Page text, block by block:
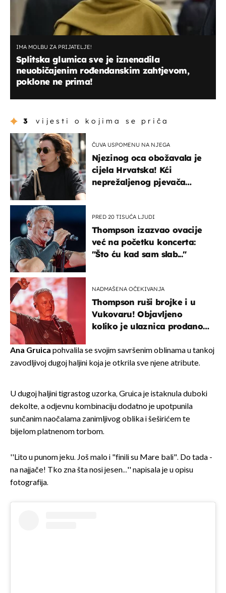
IMA MOLBU ZA PRIJATELJE!
Splitska glumica sve je iznenadila
neuobičajenim rođendanskim zahtjevom,
poklone ne prima!
3 vijesti o kojima se priča
ČUVA USPOMENU NA NJEGA
Njezinog oca obožavala je
cijela Hrvatska! Kći
neprežaljenog pjevača
PRED 20 TISUĆA LJUDI
Thompson izazvao ovacije
već na početku koncerta:
"Što ću kad sam slab..."
NADMAŠENA OČEKIVANJA
Thompson ruši brojke i u
Vukovaru! Objavljeno
koliko je ulaznica prodano
Ana Gruica pohvalila se svojim savršenim oblinama u tankoj
zavodljivoj dugoj haljini koja je otkrila sve njene atribute.
U dugoj haljini tigrastog uzorka, Gruica je istaknula duboki
dekolte, a odjevnu kombinaciju dodatno je upotpunila
sunčanim naočalama zanimljivog oblika i šeširićem te
bijelom platnenom torbom.
''Lito u punom jeku. Još malo i "finili su Mare bali". Do tada -
na najjače! Tko zna šta nosi jesen...'' napisala je u opisu
fotografija.